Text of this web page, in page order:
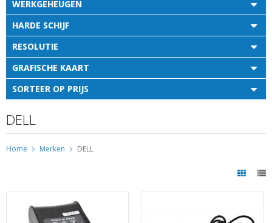
WERKGEHEUGEN
HARDE SCHIJF
RESOLUTIE
GRAFISCHE KAART
SORTEER OP PRIJS
DELL
Home Merken DELL